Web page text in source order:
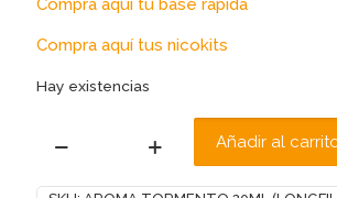
Compra aquí tu base rápida
Compra aquí tus nicokits
Hay existencias
AROMA
Añadir al